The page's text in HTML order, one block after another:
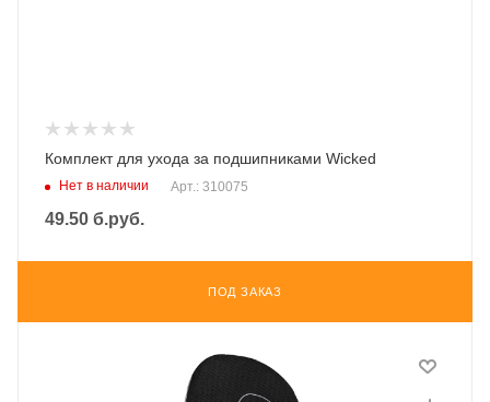
Комплект для ухода за подшипниками Wicked
Нет в наличии Арт.: 310075
49.50 б.руб.
ПОД ЗАКАЗ